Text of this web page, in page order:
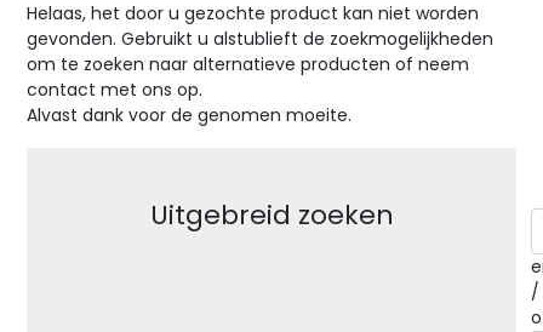
Helaas, het door u gezochte product kan niet worden
gevonden. Gebruikt u alstublieft de zoekmogelijkheden
om te zoeken naar alternatieve producten of neem
contact met ons op.
Alvast dank voor de genomen moeite.
Uitgebreid zoeken
/